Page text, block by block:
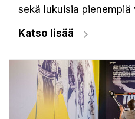
sekä lukuisia
Katso lisää